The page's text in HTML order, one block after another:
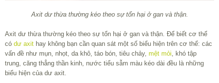
Axit dư thừa thường kéo theo sự tổn hại ở gan và thận.
Axit dư thừa thường kéo theo sự tổn hại ở gan và thận. Để biết cơ thể
có dư axit hay không bạn cần quan sát một số biểu hiện trên cơ thể: các
vấn đề như mụn, nhọt, da khô, táo bón, tiêu chảy, mệt mỏi, khó tập
trung, căng thẳng thần kinh, nước tiểu sẫm màu kéo dài đều là những
biểu hiện của dư axit.